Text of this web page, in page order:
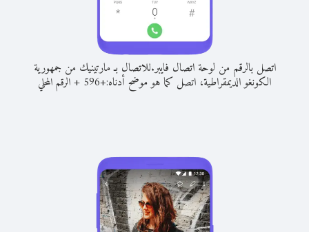
اتصل بالرقم من لوحة اتصال فايبر.للاتصال بـ مارتينيك من جمهورية
الكونغو الديمقراطية، اتصل كما هو موضح أدناه:+
596
+الرقم المحلي